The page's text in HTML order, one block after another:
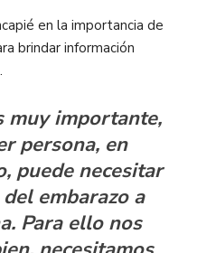
en la importancia de
brindar información
muy importante,
persona, en
puede necesitar
embarazo a
Para ello nos